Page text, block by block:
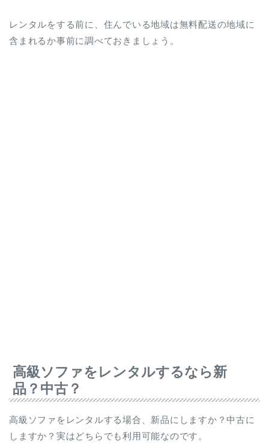
レンタルをする前に、住んでいる地域は無料配送の地域に
含まれるか事前に調べておきましょう。
高級ソファをレンタルするなら新
品？中古？
高級ソファをレンタルする場合、新品にしますか？中古に
しますか？実はどちらでも利用可能なのです。